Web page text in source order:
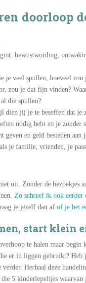
doorloop
bewustwording,
je veel spullen, hoeveel
zou je dat fijn vinden?
die spullen?
dien jij je te beseffen dat je
nodig hebt en je zonder
geven en geld besteden
je familie, vrienden, je
uit. Zonder de bezoekjes
Zo schreef ik ook eerder
je jezelf dan af of je het
start klein
te halen maar
er in liggen gebruikt?
verder. Herhaal deze
5 kinderlepeltjes